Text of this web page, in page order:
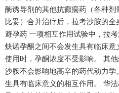
酶诱导剂的其他抗癫痫药（各种
比妥）合并治疗后，拉考沙胺的
避孕药 一项相互作用试验中，拉
炔诺孕酮之间不会发生具有临床
使用时，孕酮浓度不受影响。 其
沙胺不会影响地高辛的药代动力
生具有临床意义的相互作用。 华